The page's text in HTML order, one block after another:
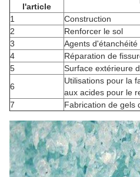
l'article
1
Construction
2
Renforcer le sol
3
Agents
4
Réparation de
5
Surface extérieure
6
Utilisations pour la
aux acides pour le
7
Fabrication de gels